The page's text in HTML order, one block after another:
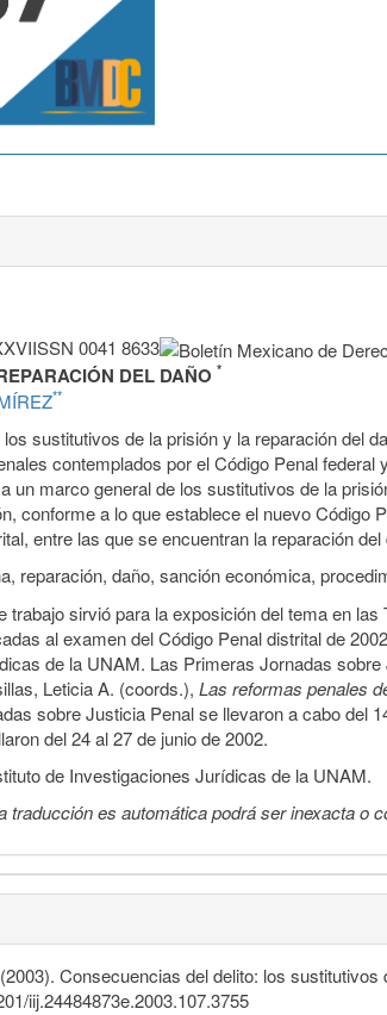
0041 8633
DEL DAÑO *
**
sustitutivos de la prisión y la reparación del
contemplados por el Código Penal
un marco general de los sustitutivos de la
conforme a lo que establece el nuevo Código
entre las que se encuentran la reparación
reparación, daño, sanción económica,
trabajo sirvió para la exposición del tema en
al examen del Código Penal distrital de
de la UNAM. Las Primeras Jornadas
Leticia A. (coords.), Las reformas penales
sobre Justicia Penal se llevaron a cabo del
del 24 al 27 de junio de 2002.
de Investigaciones Jurídicas de la UNAM.
traducción es automática podrá ser inexacta o
Consecuencias del delito: los sustitutivos
iij.24484873e.2003.107.3755